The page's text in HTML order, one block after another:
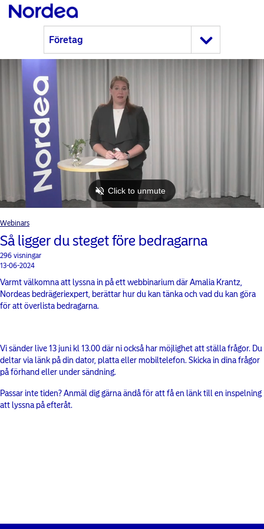
Webinars
Så ligger du steget före bedragarna
296 visningar
13-06-2024
Varmt välkomna att lyssna in på ett webbinarium där Amalia Krantz,
Nordeas bedrägeriexpert, berättar hur du kan tänka och vad du kan göra
för att överlista bedragarna.
Vi sänder live 13 juni kl 13.00 där ni också har möjlighet att ställa frågor. Du
deltar via länk på din dator, platta eller mobiltelefon. Skicka in dina frågor
på förhand eller under sändning.
Passar inte tiden? Anmäl dig gärna ändå för att få en länk till en inspelning
att lyssna på efteråt.